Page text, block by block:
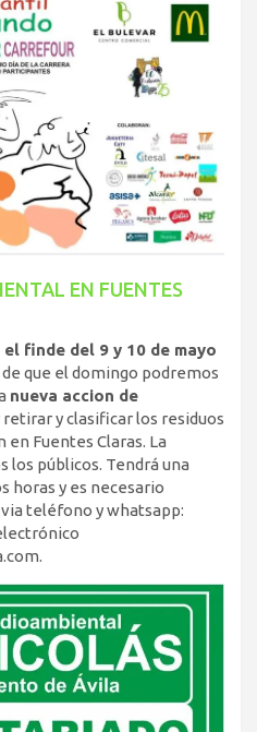
EN FUENTES
finde del 9 y 10 de mayo
que el domingo podremos
nueva accion de
retirar y clasificar los residuos
en Fuentes Claras. La
los públicos. Tendrá una
horas y es necesario
teléfono y whatsapp: